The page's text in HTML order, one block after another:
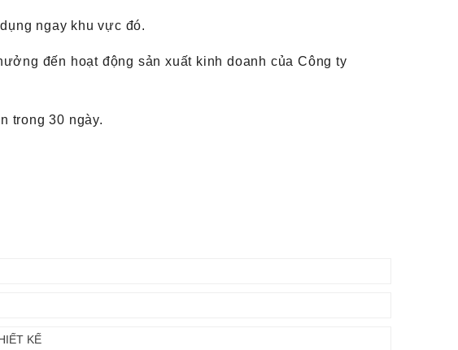
ngay khu vực đó.
đến hoạt động sản xuất kinh doanh của Công ty
trong 30 ngày.
KẾ